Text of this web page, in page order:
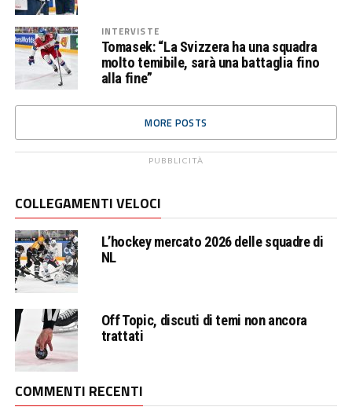
INTERVISTE
Tomasek: “La Svizzera ha una squadra
molto temibile, sarà una battaglia fino
alla fine”
MORE POSTS
PUBBLICITÀ
COLLEGAMENTI VELOCI
L’hockey mercato 2026 delle squadre di
NL
Off Topic, discuti di temi non ancora
trattati
COMMENTI RECENTI